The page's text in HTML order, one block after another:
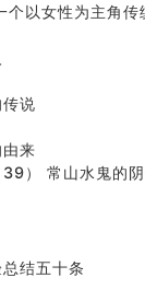
是否还命中有未
吗
名人八字淺析七）
么时候能够遇到
(下)
断法【四柱技巧
与命运(一)
大門風水擺設？
泛
个以女性为主角传
说
由来
） 常山水鬼的
结五十条